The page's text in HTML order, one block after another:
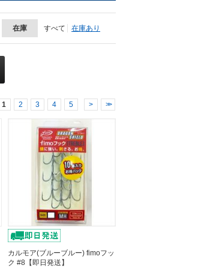
在庫 すべて 在庫あり
1 2 3 4 5 > >>
カルモア(ブルーブルー) fimoフッ
ク #8【即日発送】